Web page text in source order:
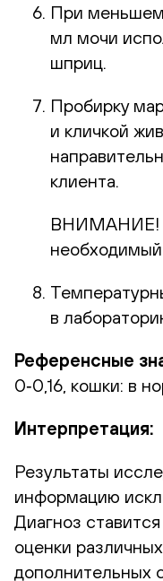
При
мл мочи
шприц.
Пробирку
и кличкой
клиента.
ВНИМАНИЕ!
в
Референсные
0‐0,16, кошки: в
Интерпретация:
Результаты
информацию
Диагноз
оценки
дополнительных